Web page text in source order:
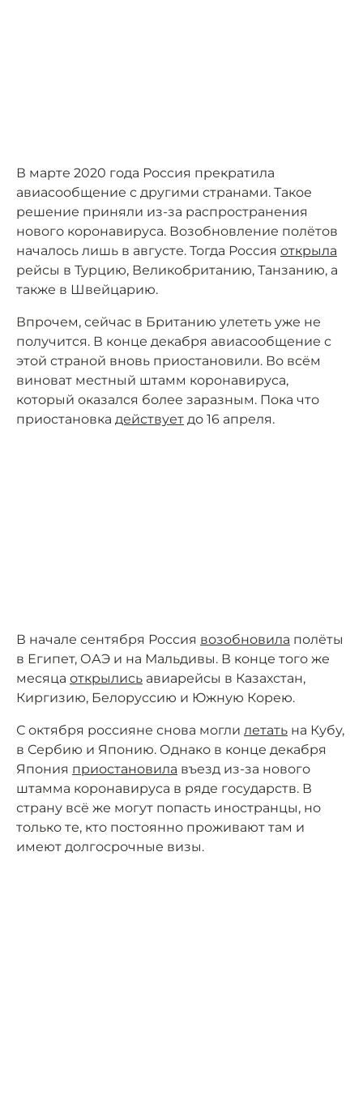
В марте 2020 года Россия прекратила
авиасообщение с другими странами. Такое
решение приняли из-за распространения
нового коронавируса. Возобновление полётов
началось лишь в августе. Тогда Россия открыла
рейсы в Турцию, Великобританию, Танзанию, а
также в Швейцарию.
Впрочем, сейчас в Британию улететь уже не
получится. В конце декабря авиасообщение с
этой страной вновь приостановили. Во всём
виноват местный штамм коронавируса,
который оказался более заразным. Пока что
приостановка действует до 16 апреля.
В начале сентября Россия возобновила полёты
в Египет, ОАЭ и на Мальдивы. В конце того же
месяца открылись авиарейсы в Казахстан,
Киргизию, Белоруссию и Южную Корею.
С октября россияне снова могли летать на Кубу,
в Сербию и Японию. Однако в конце декабря
Япония приостановила въезд из-за нового
штамма коронавируса в ряде государств. В
страну всё же могут попасть иностранцы, но
только те, кто постоянно проживают там и
имеют долгосрочные визы.